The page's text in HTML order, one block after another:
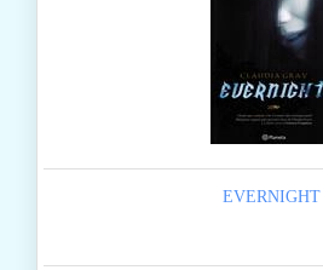
EVERNIGHT